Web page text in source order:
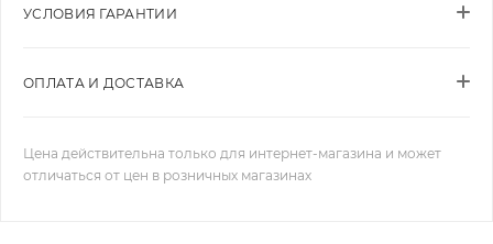
УСЛОВИЯ ГАРАНТИИ
ОПЛАТА И ДОСТАВКА
Цена действительна только для интернет-магазина и может
отличаться от цен в розничных магазинах